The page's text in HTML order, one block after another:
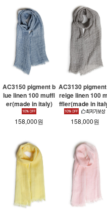
AC3150 pigment b
lue linen 100 muffl
er(made in italy)
158,000원
AC3130
reige linen 100
ffler(made in
158,000원